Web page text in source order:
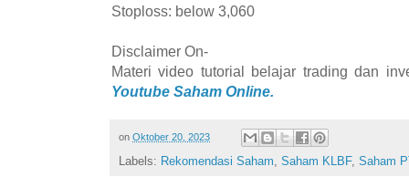
Stoploss: below 3,060
Disclaimer On-
Materi video tutorial belajar trading dan
Youtube Saham Online.
on Oktober 20, 2023
Labels: Rekomendasi Saham, Saham KLBF, Saham